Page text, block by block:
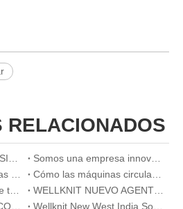
RELACIONADOS
CALENDARIO DE EXPOSICIONES 2026
Somos una empresa innovadora
Comprender las máquinas de tejer circulares: cómo funcionan y qué hacen
Cómo las máquinas circulares de tejer mejoran la eficiencia en la producción de telas de alto volumen
¿Qué es una máquina de tejer plana? Una guía completa para principiantes
WELLKNIT NUEVO AGENTE ÚNICO EN BANGLADESH
WELLKNIT NUEVO ÚNICO AGENTE DE TURQUÍA
Wellknit New West India Sole Agent